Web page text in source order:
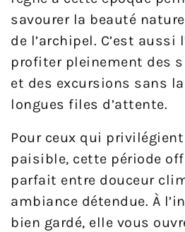
savourer la beauté
de l’archipel. C’est aussi
profiter pleinement des
et des excursions sans
longues files d’attente.
Pour ceux qui
paisible, cette période
parfait entre douceur
ambiance détendue. À
bien gardé, elle vous